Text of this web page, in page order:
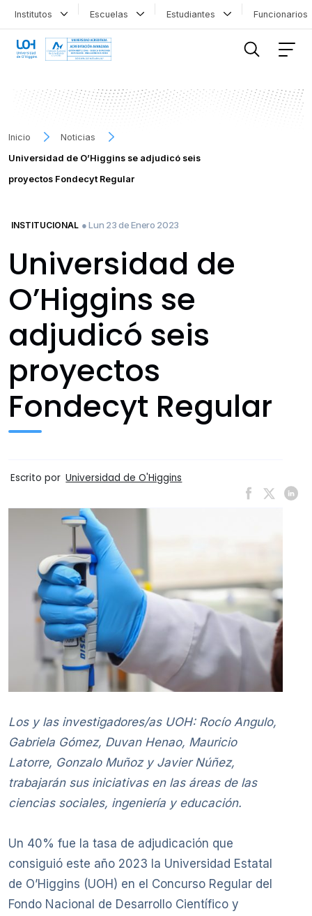
Institutos Escuelas Estudiantes
Inicio
Noticias
Universidad de O’Higgins se adjudicó seis
proyectos Fondecyt Regular
INSTITUCIONAL ● Lun 23 de Enero 2023
Universidad de
O’Higgins se
adjudicó seis
proyectos
Fondecyt Regular
Escrito por Universidad de O'Higgins
Los y las investigadores/as UOH: Rocío Angulo,
Gabriela Gómez, Duvan Henao, Mauricio
Latorre, Gonzalo Muñoz y Javier Núñez,
trabajarán sus iniciativas en las áreas de las
ciencias sociales, ingeniería y educación.
Un 40% fue la tasa de adjudicación que
consiguió este año 2023 la Universidad Estatal
de O’Higgins (UOH) en el Concurso Regular del
Fondo Nacional de Desarrollo Científico y